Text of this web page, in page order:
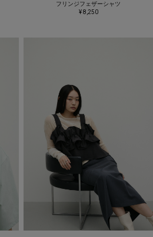
フリンジフェザーシャツ
¥ 8,250